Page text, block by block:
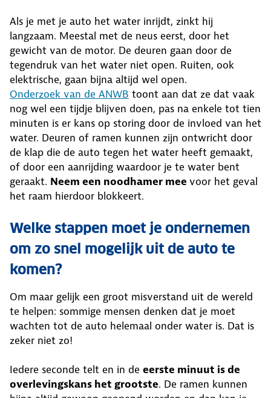
Als je met je auto het water inrijdt, zinkt hij
langzaam. Meestal met de neus eerst, door het
gewicht van de motor. De deuren gaan door de
tegendruk van het water niet open. Ruiten, ook
elektrische, gaan bijna altijd wel open.
Onderzoek van de ANWB toont aan dat ze dat vaak
nog wel een tijdje blijven doen, pas na enkele tot tien
minuten is er kans op storing door de invloed van het
water. Deuren of ramen kunnen zijn ontwricht door
de klap die de auto tegen het water heeft gemaakt,
of door een aanrijding waardoor je te water bent
geraakt. Neem een noodhamer mee voor het geval
het raam hierdoor blokkeert.
Welke stappen moet je ondernemen
om zo snel mogelijk uit de auto te
komen?
Om maar gelijk een groot misverstand uit de wereld
te helpen: sommige mensen denken dat je moet
wachten tot de auto helemaal onder water is. Dat is
zeker niet zo!
Iedere seconde telt en in de eerste minuut is de
overlevingskans het grootste. De ramen kunnen